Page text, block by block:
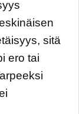
sitä
ero tai